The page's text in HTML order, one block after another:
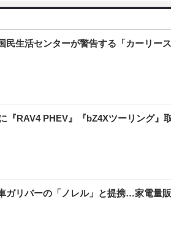
民生活センターが警告する「カーリー
『RAV4 PHEV』『bZ4Xツーリング』
ガリバーの「ノレル」と提携…家電量